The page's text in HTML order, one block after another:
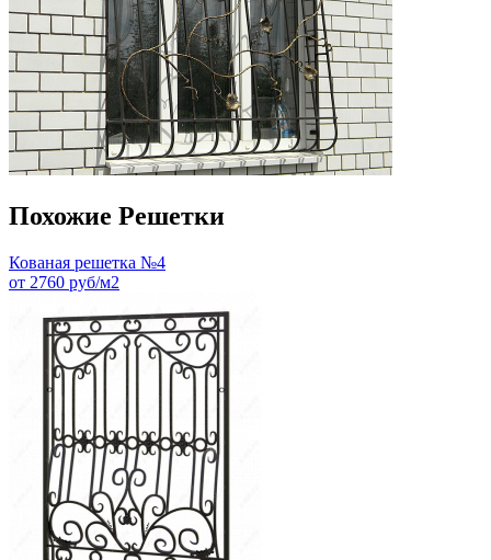
Похожие Решетки
Кованая решетка №4
от 2760 руб/м2